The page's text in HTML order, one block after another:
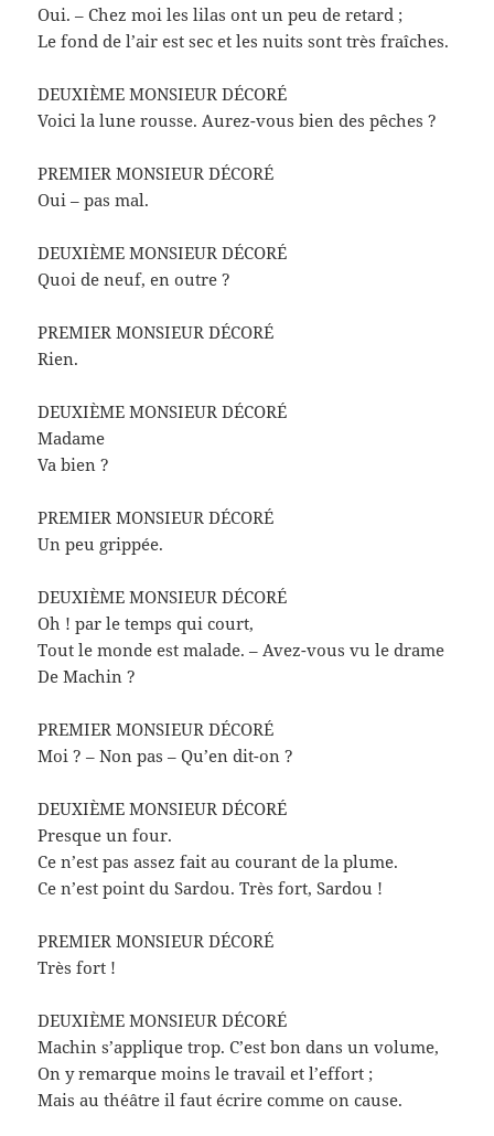
Oui. – Chez moi les lilas ont un peu de retard ;
Le fond de l’air est sec et les nuits sont très fraîches.
DEUXIÈME MONSIEUR DÉCORÉ
Voici la lune rousse. Aurez-vous bien des pêches ?
PREMIER MONSIEUR DÉCORÉ
Oui – pas mal.
DEUXIÈME MONSIEUR DÉCORÉ
Quoi de neuf, en outre ?
PREMIER MONSIEUR DÉCORÉ
Rien.
DEUXIÈME MONSIEUR DÉCORÉ
Madame
Va bien ?
PREMIER MONSIEUR DÉCORÉ
Un peu grippée.
DEUXIÈME MONSIEUR DÉCORÉ
Oh ! par le temps qui court,
Tout le monde est malade. – Avez-vous vu le drame
De Machin ?
PREMIER MONSIEUR DÉCORÉ
Moi ? – Non pas – Qu’en dit-on ?
DEUXIÈME MONSIEUR DÉCORÉ
Presque un four.
Ce n’est pas assez fait au courant de la plume.
Ce n’est point du Sardou. Très fort, Sardou !
PREMIER MONSIEUR DÉCORÉ
Très fort !
DEUXIÈME MONSIEUR DÉCORÉ
Machin s’applique trop. C’est bon dans un volume,
On y remarque moins le travail et l’effort ;
Mais au théâtre il faut écrire comme on cause.